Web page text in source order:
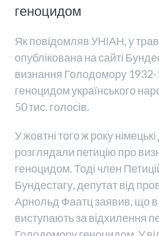
геноцидом
Як повідомляв УНІАН, у
опублікована на сайті
визнання Голодомору 1932-
геноцидом українського
50 тис. голосів.
У жовтні того ж року
розглядали петицію про
геноцидом. Тоді член
Бундестагу, депутат від
Арнольд Фаатц заявив, що
виступають за відхилення